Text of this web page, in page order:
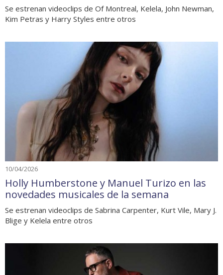
Se estrenan videoclips de Of Montreal, Kelela, John Newman,
Kim Petras y Harry Styles entre otros
10/04/2026
Holly Humberstone y Manuel Turizo en las
novedades musicales de la semana
Se estrenan videoclips de Sabrina Carpenter, Kurt Vile, Mary J.
Blige y Kelela entre otros